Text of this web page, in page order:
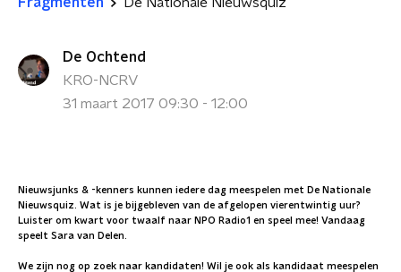
De Ochtend
KRO-NCRV
31 maart 2017 09:30 - 12:00
Nieuwsjunks & -kenners kunnen iedere dag meespelen met De Nationale
Nieuwsquiz. Wat is je bijgebleven van de afgelopen vierentwintig uur?
Luister om kwart voor twaalf naar NPO Radio1 en speel mee! Vandaag
speelt Sara van Delen.
We zijn nog op zoek naar kandidaten! Wil je ook als kandidaat meespelen